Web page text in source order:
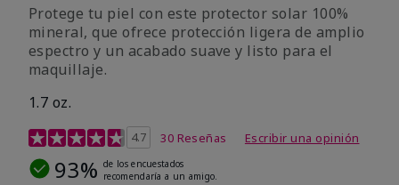
Protege tu piel con este protector solar 100%
mineral, que ofrece protección ligera de amplio
espectro y un acabado suave y listo para el
maquillaje.
1.7 oz.
Calificación de clientes de 5 de 5
4.7 30 Reseñas Escribir una opinión
93% de los encuestados
recomendaría a un amigo.